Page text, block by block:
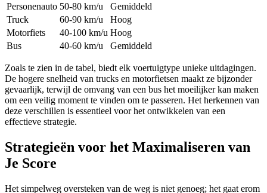
Personenauto 50-80 km/u
Gemiddeld
Truck
60-90 km/u
Hoog
Motorfiets
40-100 km/u Hoog
Bus
40-60 km/u Gemiddeld
Zoals te zien in de tabel, biedt elk voertuigtype unieke uitdagingen.
De hogere snelheid van trucks en motorfietsen maakt ze bijzonder
gevaarlijk, terwijl de omvang van een bus het moeilijker kan maken
om een veilig moment te vinden om te passeren. Het herkennen van
deze verschillen is essentieel voor het ontwikkelen van een
effectieve strategie.
Strategieën voor het Maximaliseren van
Je Score
Het simpelweg oversteken van de weg is niet genoeg; het gaat erom